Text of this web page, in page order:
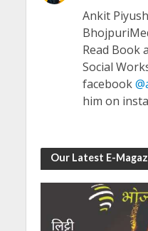
Ankit
Read Book
Social
facebook
him on
Our Latest E-